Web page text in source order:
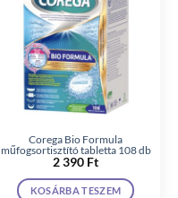
Corega Bio Formula
műfogsortisztító tabletta 108 db
2 390 Ft
KOSÁRBA TESZEM